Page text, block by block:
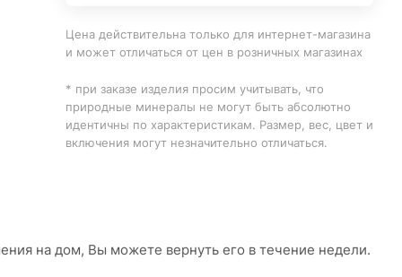
Цена действительна только для интернет-магазина
и может отличаться от цен в розничных магазинах
* при заказе изделия просим учитывать, что
природные минералы не могут быть абсолютно
идентичны по характеристикам. Размер, вес, цвет и
включения могут незначительно отличаться.
на дом, Вы можете вернуть его в течение недели.